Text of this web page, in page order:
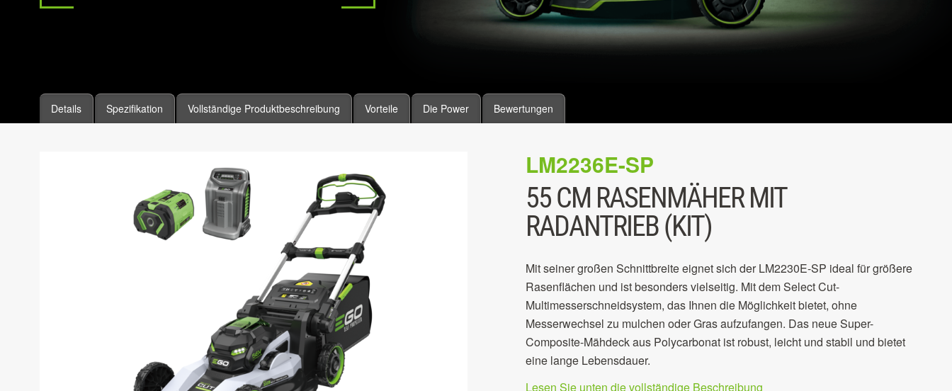
Details Spezifikation Vollständige Produktbeschreibung Vorteile Die Power Bewertungen
LM2236E-SP
55 CM RASENMÄHER MIT
RADANTRIEB (KIT)
Mit seiner großen Schnittbreite eignet sich der LM2230E-SP ideal für größere
Rasenflächen und ist besonders vielseitig. Mit dem Select Cut-
Multimesserschneidsystem, das Ihnen die Möglichkeit bietet, ohne
Messerwechsel zu mulchen oder Gras aufzufangen. Das neue Super-
Composite-Mähdeck aus Polycarbonat ist robust, leicht und stabil und bietet
eine lange Lebensdauer.
Lesen Sie unten die vollständige Beschreibung